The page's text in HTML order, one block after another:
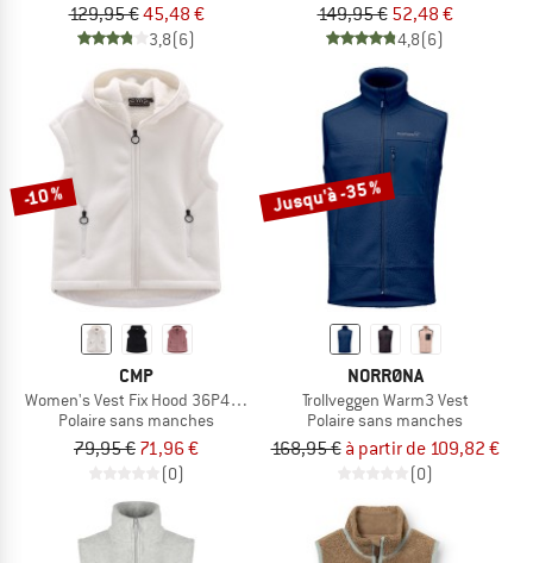
129,95 €45,48 €
3,8(6)
149,95 € 52,48 €
4,8(6)
-10 %
CMP
Women's Vest Fix Hood 36P4566
Polaire sans manches
79,95 € 71,96 €
(0)
Jusqu'à -35 %
NORRØNA
Trollveggen Warm3 Vest
Polaire sans manches
168,95 € à partir de 109,82 €
(0)